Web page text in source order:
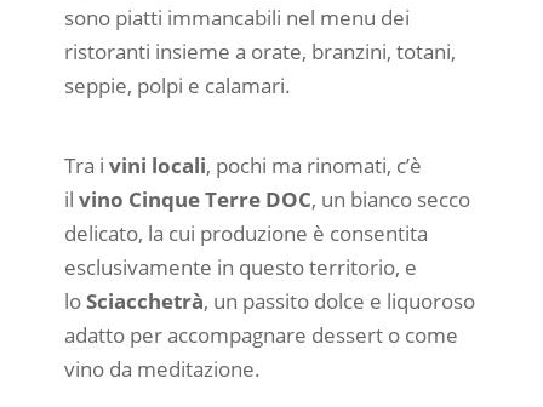
sono piatti immancabili nel menu dei
ristoranti insieme a orate, branzini, totani,
seppie, polpi e calamari.
Tra i vini locali, pochi ma rinomati, c’è
il vino Cinque Terre DOC, un bianco secco
delicato, la cui produzione è consentita
esclusivamente in questo territorio, e
loSciacchetrà, un passito dolce e liquoroso
adatto per accompagnare dessert o come
vino da meditazione.